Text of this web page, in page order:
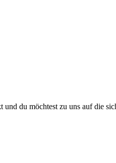
und du möchtest zu uns auf die